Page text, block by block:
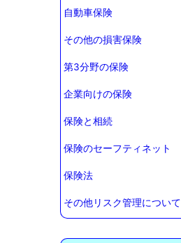
自動車保険
その他の損害保険
第3分野の保険
企業向けの保険
保険と相続
保険のセーフティネット
保険法
その他リスク管理について